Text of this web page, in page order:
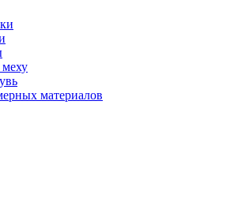
материалов